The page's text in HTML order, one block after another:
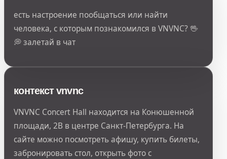
есть настроение пообщаться или найти
человека, с которым познакомился в VNVNC? 🖖
💭 залетай в чат
контекст vnvnc
VNVNC Concert Hall находится на Конюшенной
площади, 2В в центре Санкт-Петербурга. На
сайте можно посмотреть афишу, купить билеты,
забронировать стол, открыть фото с